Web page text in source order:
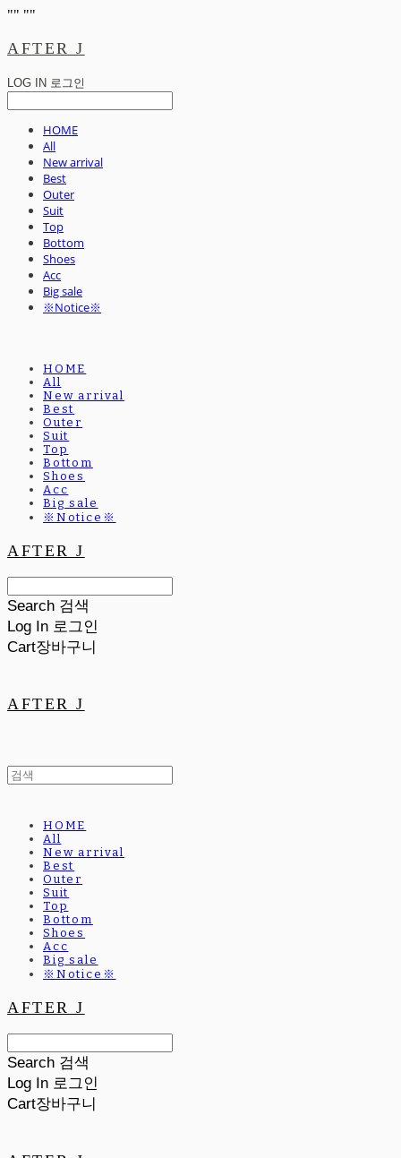
"" ""
AFTER J
LOG IN 로그인
HOME
All
New arrival
Best
Outer
Suit
Top
Bottom
Shoes
Acc
Big sale
※Notice※
HOME
All
New arrival
Best
Outer
Suit
Top
Bottom
Shoes
Acc
Big sale
※Notice※
AFTER J
Search 검색
Log In 로그인
Cart장바구니
AFTER J
HOME
All
New arrival
Best
Outer
Suit
Top
Bottom
Shoes
Acc
Big sale
※Notice※
AFTER J
Search 검색
Log In 로그인
Cart장바구니